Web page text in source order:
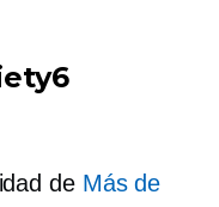
de Más de